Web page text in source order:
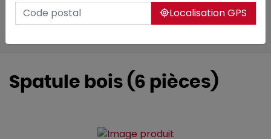
Tous les produits
Arts de la table
Vaisselle
Vaisselle de spécialités
Spatule bois (6 pièces)
Localisation GPS